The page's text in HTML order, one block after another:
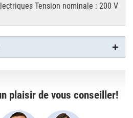
Tension nominale : 200 V
plaisir de vous conseiller!